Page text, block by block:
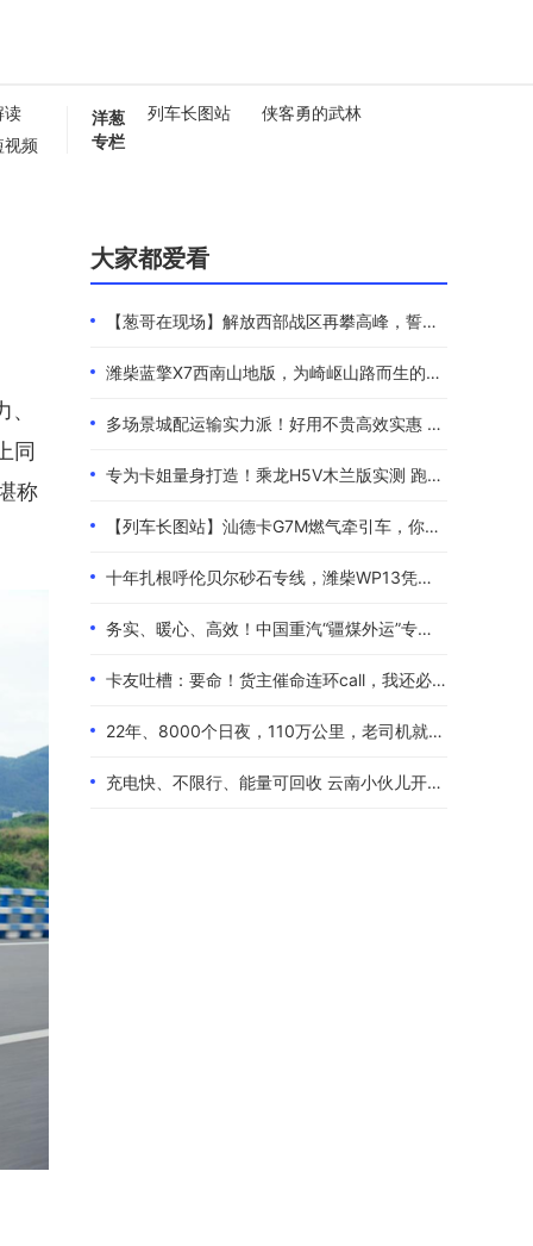
读
视频
洋葱
专栏
列车长图站 侠客勇的武林
同
称
大家都爱看
【葱哥在现场】解放西部战区再攀高峰，誓夺全年4.4万辆
潍柴蓝擎X7西南山地版，为崎岖山路而生的高效物流伙伴
多场景城配运输实力派！好用不贵高效实惠 101度4米2选蓝擎EHMAX
专为卡姐量身打造！乘龙H5V木兰版实测 跑长途的糟心事全都解决了
【列车长图站】汕德卡G7M燃气牵引车，你是来“搅局”的吧？
十年扎根呼伦贝尔砂石专线，潍柴WP13凭硬核实力伴80后卡友创收增收
务实、暖心、高效！中国重汽“疆煤外运”专属服务政策体验报告
卡友吐槽：要命！货主催命连环call，我还必须四小时歇一次！
22年、8000个日夜，110万公里，老司机就是偏爱中国重汽！
充电快、不限行、能量可回收 云南小伙儿开着现代泓图EV放心跑烂路